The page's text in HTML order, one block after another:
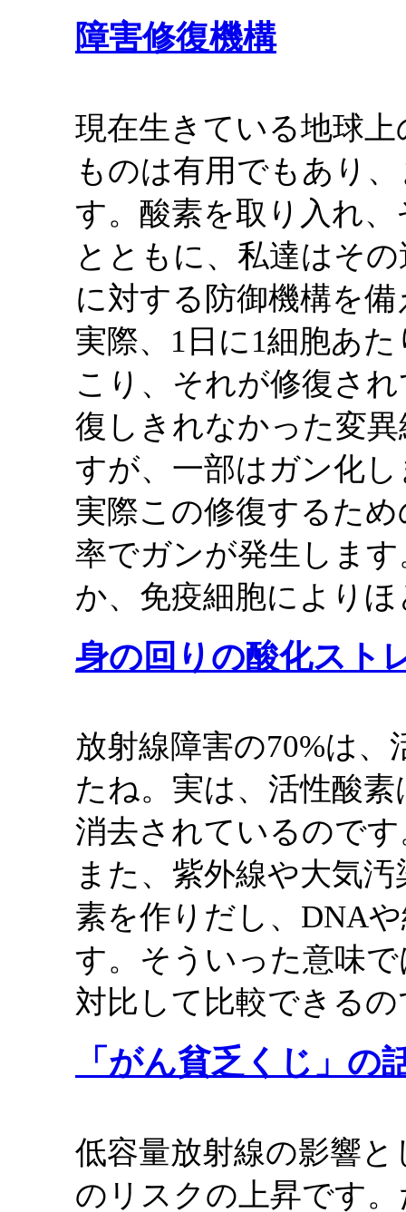
障害修復機構
現在生きている地球
ものは有用でもあり
す。酸素を取り入れ
とともに、私達はそ
に対する防御機構を
実際、1日に1細胞あ
こり、それが修復さ
復しきれなかった変
すが、一部はガン化
実際この修復するた
率でガンが発生しま
か、免疫細胞により
身の回りの酸化スト
放射線障害の70%は
たね。実は、活性酸
消去されているのです
また、紫外線や大気
素を作りだし、DNA
す。そういった意味
対比して比較できる
「がん貧乏くじ」の
低容量放射線の影響
のリスクの上昇です